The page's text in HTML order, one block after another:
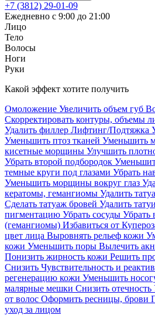
+7 (3812) 29-01-09
Ежедневно с 9:00 до 21:00
Лицо
Тело
Волосы
Ноги
Руки
Какой эффект хотите получить
Омоложение Увеличить объем губ
Скорректировать контуры, объемы
Удалить филлер Лифтинг/Подтяжка
Уменьшить птоз тканей Уменьшить
кисетные морщины Улучшить
Убрать второй подбородок
темные круги под глазами Убрать
Уменьшить морщины вокруг глаз
кератомы, гемангиомы Удалить
Сделать татуаж бровей Удалить
пигментацию Убрать сосуды Убрать
(гемангиомы) Избавиться от
цвет лица Выровнять рельеф кожи
кожи Уменьшить поры Вылечить
Понизить жирность кожи Решить
Cнизить Чувствительность и
регенерацию кожи Уменьшить
малярные мешки Снизить отечность
от волос Оформить ресницы, брови
уход за лицом